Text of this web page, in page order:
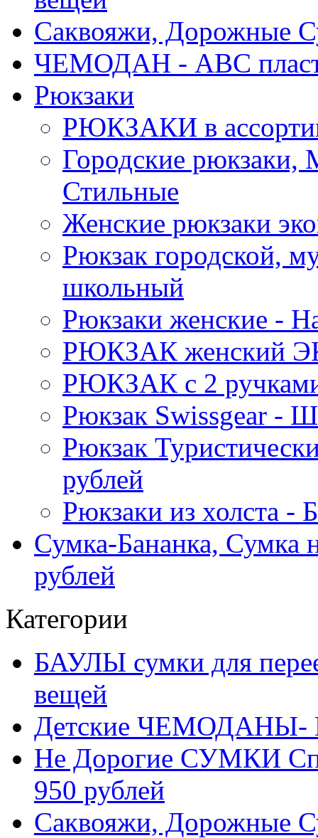
Саквояжи, Дорожные
ЧЕМОДАН - АВС
Рюкзаки
РЮКЗАКИ в
Городские
Стильные
Женские рюкзаки
Рюкзак городской,
школьный
Рюкзаки женские -
РЮКЗАК женский
РЮКЗАК c 2 ручками
Рюкзак Swissgear
Рюкзак
рублей
Рюкзаки из холста
Сумка-Бананка, Сумка
рублей
Категории
БАУЛЫ сумки для
вещей
Детские ЧЕМОДАНЫ-
Не Дорогие СУМКИ
950 рублей
Саквояжи, Дорожные